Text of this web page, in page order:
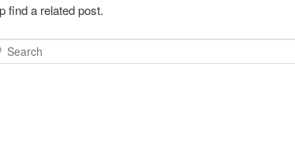
find a related post.